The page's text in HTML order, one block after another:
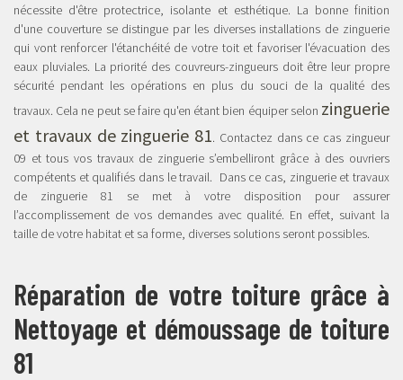
nécessite d'être protectrice, isolante et esthétique. La bonne finition
d'une couverture se distingue par les diverses installations de zinguerie
qui vont renforcer l'étanchéité de votre toit et favoriser l'évacuation des
eaux pluviales. La priorité des couvreurs-zingueurs doit être leur propre
sécurité pendant les opérations en plus du souci de la qualité des
travaux. Cela ne peut se faire qu'en étant bien équiper selon zinguerie
et travaux de zinguerie 81. Contactez dans ce cas zingueur
09 et tous vos travaux de zinguerie s’embelliront grâce à des ouvriers
compétents et qualifiés dans le travail. Dans ce cas, zinguerie et travaux
de zinguerie 81 se met à votre disposition pour assurer
l’accomplissement de vos demandes avec qualité. En effet, suivant la
taille de votre habitat et sa forme, diverses solutions seront possibles.
Réparation de votre toiture grâce à
Nettoyage et démoussage de toiture
81